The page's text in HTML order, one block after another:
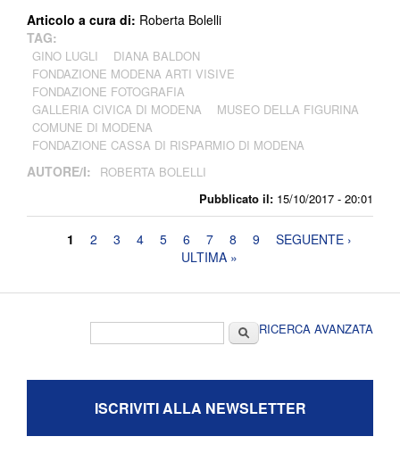
Pubblicato il: 15/10/2017 - 20:01
Articolo a cura di: Roberta Bolelli
TAG:
GINO LUGLI
DIANA BALDON
FONDAZIONE MODENA ARTI VISIVE
FONDAZIONE FOTOGRAFIA
GALLERIA CIVICA DI MODENA
MUSEO DELLA FIGURINA
COMUNE DI MODENA
FONDAZIONE CASSA DI RISPARMIO DI MODENA
AUTORE/I: ROBERTA BOLELLI
Pagine
1 2 3 4 5 6 7 8 9
SEGUENTE ›
ULTIMA »
CercaRICERCA AVANZATA
ISCRIVITI ALLA NEWSLETTER